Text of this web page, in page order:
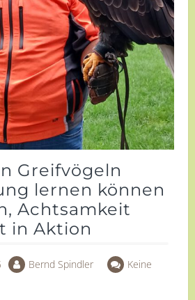
Greifvögeln
lernen können
Achtsamkeit
in Aktion
Bernd Spindler
Keine